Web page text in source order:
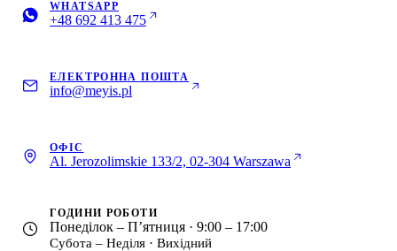
WHATSAPP
+48 692 413 475
ЕЛЕКТРОННА ПОШТА
info@meyis.pl
ОФІС
Al. Jerozolimskie 133/2, 02-304 Warszawa
ГОДИНИ РОБОТИ
Понеділок – П’ятниця · 9:00 – 17:00
Субота – Неділя · Вихідний